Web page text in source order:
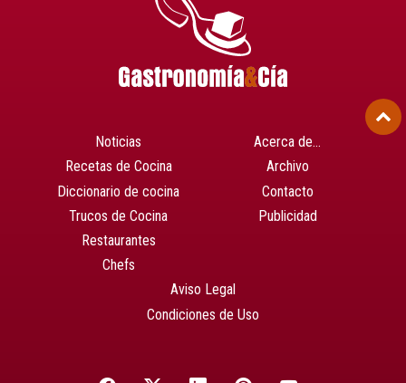
Noticias
Recetas de Cocina
Diccionario de cocina
Trucos de Cocina
Restaurantes
Chefs
Acerca de…
Archivo
Contacto
Publicidad
Aviso Legal
Condiciones de Uso